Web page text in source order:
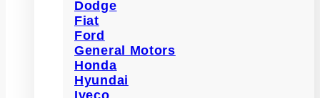
Dodge
Fiat
Ford
General Motors
Honda
Hyundai
Iveco